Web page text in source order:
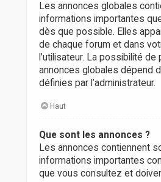
Les annonces globales
informations importantes
dès que possible. Elles
de chaque forum et dans
l’utilisateur. La possibilité de
annonces globales dépend
définies par l’administrateur.
Haut
Que sont les annonces ?
Les annonces contiennent
informations importantes
que vous consultez et